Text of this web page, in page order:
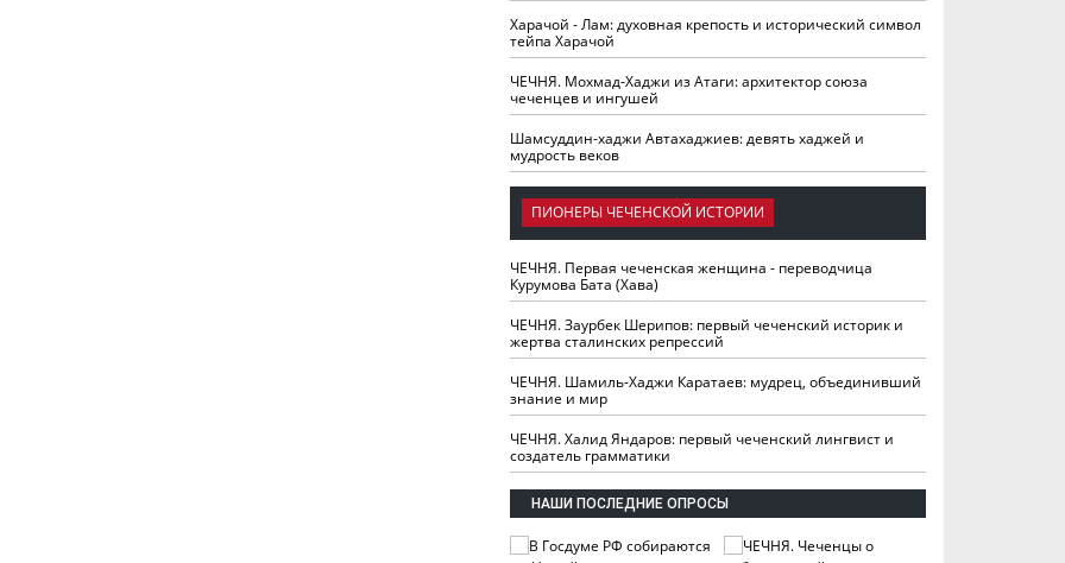
Харачой - Лам: духовная крепость и исторический символ
тейпа Харачой
ЧЕЧНЯ. Мохмад-Хаджи из Атаги: архитектор союза
чеченцев и ингушей
Шамсуддин-хаджи Автахаджиев: девять хаджей и
мудрость веков
ПИОНЕРЫ ЧЕЧЕНСКОЙ ИСТОРИИ
ЧЕЧНЯ. Первая чеченская женщина - переводчица
Курумова Бата (Хава)
ЧЕЧНЯ. Заурбек Шерипов: первый чеченский историк и
жертва сталинских репрессий
ЧЕЧНЯ. Шамиль-Хаджи Каратаев: мудрец, объединивший
знание и мир
ЧЕЧНЯ. Халид Яндаров: первый чеченский лингвист и
создатель грамматики
НАШИ ПОСЛЕДНИЕ ОПРОСЫ